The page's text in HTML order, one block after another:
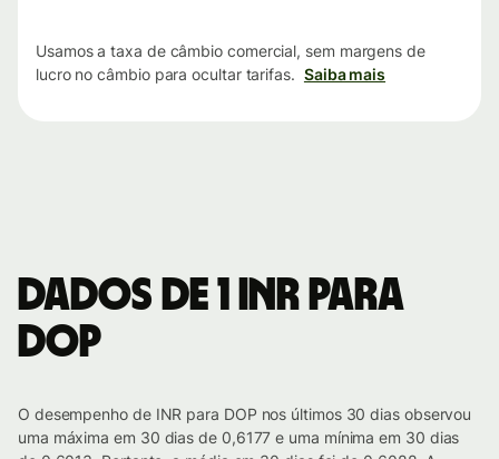
Usamos a taxa de câmbio comercial, sem margens de
lucro no câmbio para ocultar tarifas. Saiba mais
Dados de 1 INR para
DOP
O desempenho de INR para DOP nos últimos 30 dias observou
uma máxima em 30 dias de 0,6177 e uma mínima em 30 dias